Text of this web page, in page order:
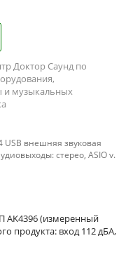
Доктор Саунд по
и музыкальных
внешняя звуковая
стерео, ASIO v.
AK4396 (измеренный
продукта: вход 112 дБА,